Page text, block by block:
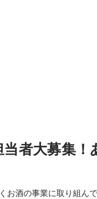
者大募集！
お酒の事業に取り組ん